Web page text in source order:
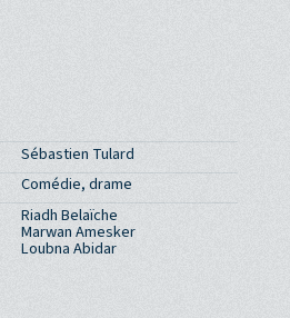
Sébastien Tulard
Comédie, drame
Riadh Belaïche
Marwan Amesker
Loubna Abidar